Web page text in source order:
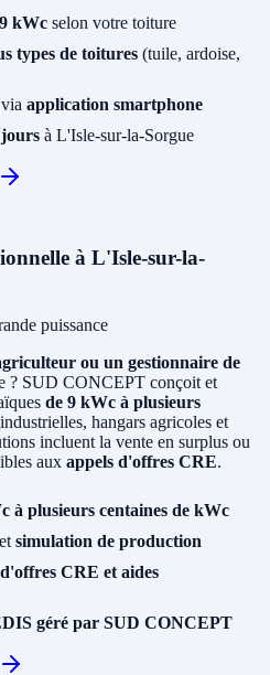
kWc selon votre toiture
types de toitures (tuile, ardoise,
application smartphone
jours à L'Isle-sur-la-Sorgue
à L'Isle-sur-la-
puissance
ou un gestionnaire de
? SUD CONCEPT conçoit et
de 9 kWc à plusieurs
hangars agricoles et
incluent la vente en surplus ou
aux appels d'offres CRE.
à plusieurs centaines de kWc
simulation de production
CRE et aides
géré par SUD CONCEPT